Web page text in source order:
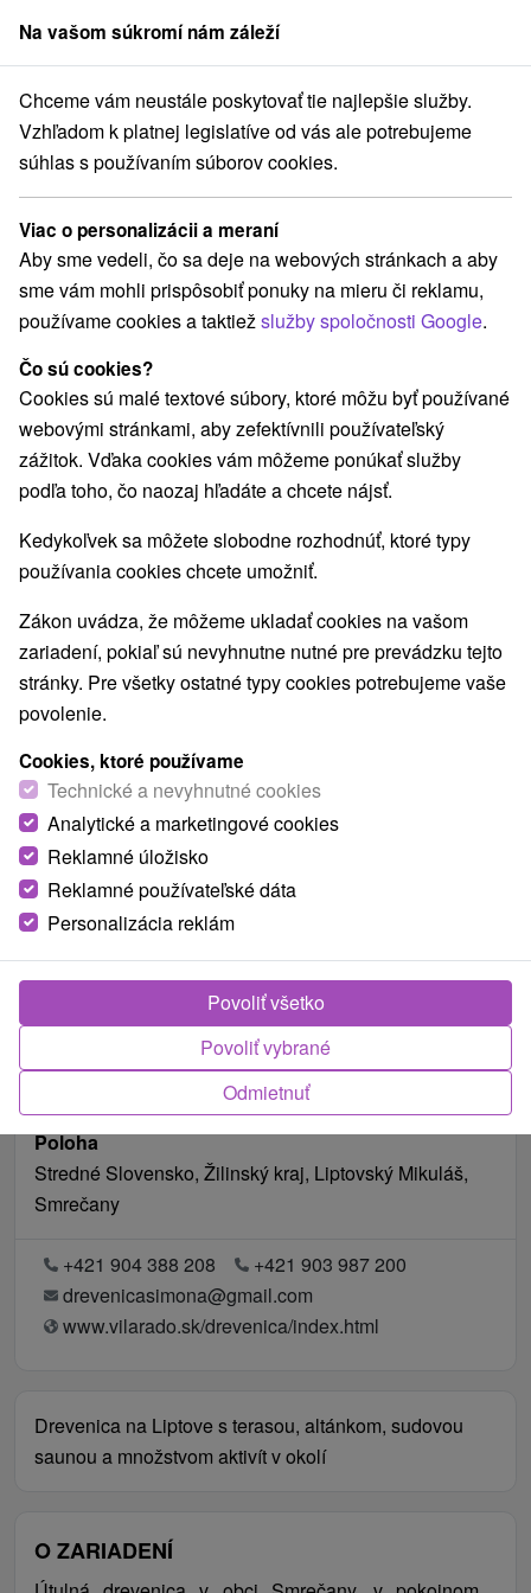
člen skupinySorger
Žilinský kraj Smrečany Drevenica Simona Smrečany
Drevenica Simona Smrečany
Smrečany
REZERVÁCIA A VÝBER POBYTU
Kontaktujte priamo ubytovateľa.
Navigovať do miesta
O ZARIADENÍ VYBAVENIE
Poloha
Stredné Slovensko, Žilinský kraj, Liptovský Mikuláš,
Smrečany
+421 904 388 208
+421 903 987 200
drevenicasimona@gmail.com
www.vilarado.sk/drevenica/index.html
Drevenica na Liptove s terasou, altánkom, sudovou
saunou a množstvom aktivít v okolí
O ZARIADENÍ
Na vašom súkromí nám záleží
Chceme vám neustále poskytovať tie najlepšie služby.
Vzhľadom k platnej legislatíve od vás ale potrebujeme
súhlas s používaním súborov cookies.
Viac o personalizácii a meraní
Aby sme vedeli, čo sa deje na webových stránkach a aby
sme vám mohli prispôsobiť ponuky na mieru či reklamu,
používame cookies a taktiežslužby spoločnosti Google.
Čo sú cookies?
Cookies sú malé textové súbory, ktoré môžu byť používané
webovými stránkami, aby zefektívnili používateľský
zážitok. Vďaka cookies vám môžeme ponúkať služby
podľa toho, čo naozaj hľadáte a chcete nájsť.
Kedykoľvek sa môžete slobodne rozhodnúť, ktoré typy
používania cookies chcete umožniť.
Zákon uvádza, že môžeme ukladať cookies na vašom
zariadení, pokiaľ sú nevyhnutne nutné pre prevádzku tejto
stránky. Pre všetky ostatné typy cookies potrebujeme vaše
povolenie.
Cookies, ktoré používame
Technické a nevyhnutné cookies
Analytické a marketingové cookies
Reklamné úložisko
Reklamné používateľské dáta
Personalizácia reklám
Odmietnuť
Povoliť vybrané
Povoliť všetko